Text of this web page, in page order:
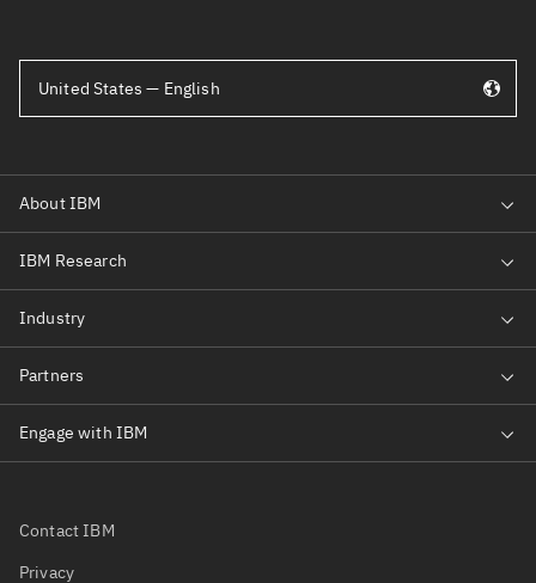
United States — English
Contact IBM
Privacy